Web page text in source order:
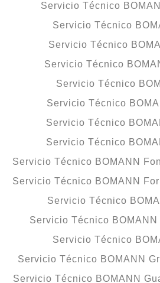
Servicio Técnico
Servicio Técnico
Servicio Técnico
Servicio Técnico
Servicio Técnico
Servicio Técnico
Servicio Técnico
Servicio Técnico
Servicio Técnico BOMANN
Servicio Técnico BOMANN
Servicio Técnico
Servicio Técnico BOMANN
Servicio Técnico
Servicio Técnico BOMANN
Servicio Técnico BOMANN